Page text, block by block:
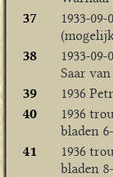
37
1933-
38
1933-
Saar
39
1936
40
1936
bladen
41
1936
bladen